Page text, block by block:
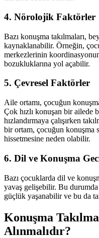
4. Nörolojik Faktörler
Bazı konuşma takılmaları,
kaynaklanabilir. Örneğin,
merkezlerinin
bozukluklarına yol açabilir.
5. Çevresel Faktörler
Aile ortamı, çocuğun
Çok hızlı konuşan bir ailede
hızlandırmaya çalışırken
bir ortam, çocuğun konuşma
hissetmesine neden olabilir.
6. Dil ve Konuşma
Bazı çocuklarda dil ve
yavaş gelişebilir. Bu durumda
güçlük yaşanabilir ve bu da
Konuşma
Alınmalıdır?